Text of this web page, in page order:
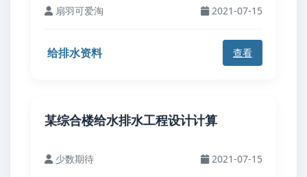
扇羽可爱淘 2021-07-15
给排水资料 查看
某综合楼给水排水工程设计计算
少数期待 2021-07-15